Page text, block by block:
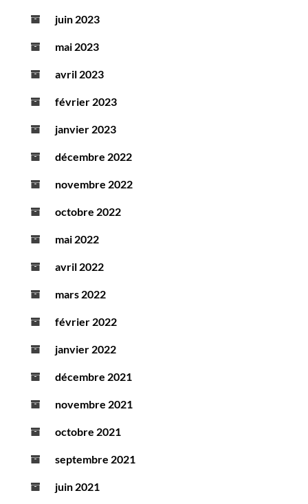
juin 2023
mai 2023
avril 2023
février 2023
janvier 2023
décembre 2022
novembre 2022
octobre 2022
mai 2022
avril 2022
mars 2022
février 2022
janvier 2022
décembre 2021
novembre 2021
octobre 2021
septembre 2021
juin 2021